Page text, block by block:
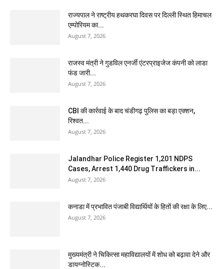
राज्यपाल ने राष्ट्रीय हथकरघा दिवस पर दिल्ली स्थित हिमाचल
एम्पोरियम का...
August 7, 2026
राजस्व मंत्री ने गुडविल एनर्जी एंटरप्राइजेज कंपनी को लाडा
फंड जारी...
August 7, 2026
CBI की कार्रवाई के बाद चंडीगढ़ पुलिस का बड़ा एक्शन,
रिश्वत...
August 7, 2026
Jalandhar Police Register 1,201 NDPS
Cases, Arrest 1,440 Drug Traffickers in...
August 7, 2026
कनाडा में प्रभावित पंजाबी विद्यार्थियों के हितों की रक्षा के लिए...
August 7, 2026
मुख्यमंत्री ने चिकित्सा महाविद्यालयों में शोध को बढ़ावा देने और
डायग्नोस्टिक...